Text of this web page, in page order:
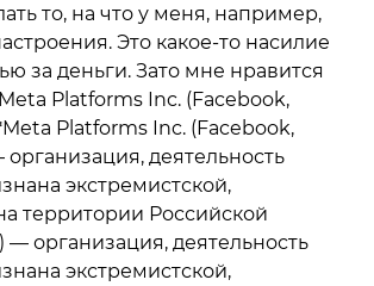
то, на что у меня, например,
Это какое-то насилие
за деньги. Зато мне нравится
Meta Platforms Inc. (Facebook,
Meta Platforms Inc. (Facebook,
деятельность
экстремистской,
территории Российской
организация, деятельность
экстремистской,